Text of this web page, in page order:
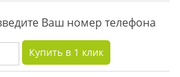
Ваш номер телефона
Купить в 1 клик